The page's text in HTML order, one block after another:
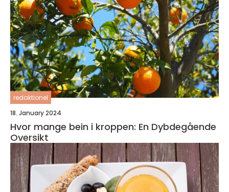
redaktionel
18. January 2024
Hvor mange bein i kroppen: En Dybdegående
Oversikt